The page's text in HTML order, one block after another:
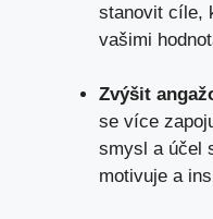
stanovit cíle,
vašimi
Zvýšit
se více
smysl a účel
motivuje a